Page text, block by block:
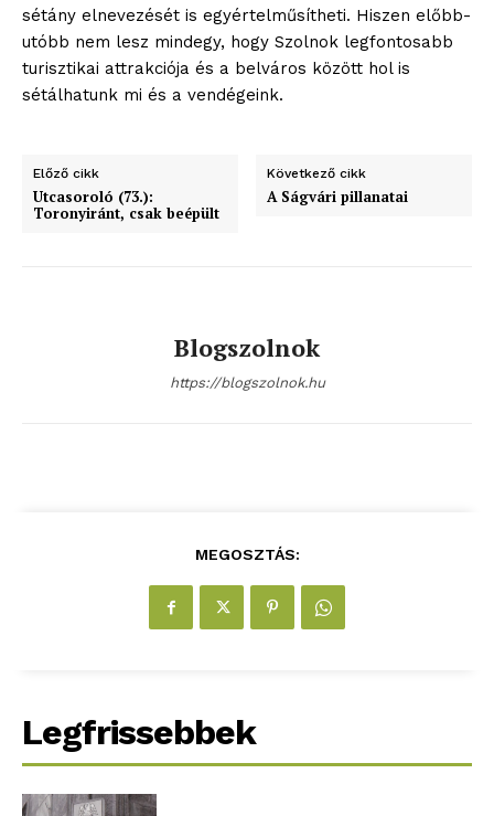
sétány elnevezését is egyértelműsítheti. Hiszen előbb-
utóbb nem lesz mindegy, hogy Szolnok legfontosabb
turisztikai attrakciója és a belváros között hol is
sétálhatunk mi és a vendégeink.
Előző cikk
Utcasoroló (73.):
Toronyiránt, csak beépült
Következő cikk
A Ságvári pillanatai
Blogszolnok
https://blogszolnok.hu
MEGOSZTÁS:
Legfrissebbek